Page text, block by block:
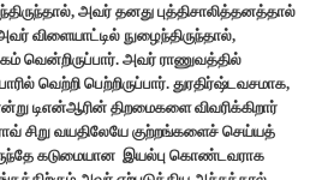
அவர் தனது புத்திசாலித்தனத்தால்
விளையாட்டில் நுழைந்திருந்தால்,
வென்றிருப்பார். அவர் ராணுவத்தில்
வெற்றி பெற்றிருப்பார். துரதிர்ஷ்டவசமாக,
டிஎன்ஆரின் திறமைகளை விவரிக்கிறார்
சிறு வயதிலேயே குற்றங்களைச் செய்யத்
கடுமையான இயல்பு கொண்டவராக